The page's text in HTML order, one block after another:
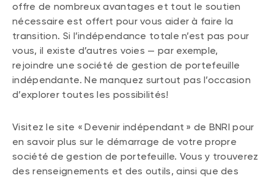
offre de nombreux avantages et tout le soutien
nécessaire est offert pour vous aider à faire la
transition. Si l’indépendance totale n’est pas pour
vous, il existe d’autres voies — par exemple,
rejoindre une société de gestion de portefeuille
indépendante. Ne manquez surtout pas l’occasion
d’explorer toutes les possibilités!
Visitez le site « Devenir indépendant » de BNRI pour
en savoir plus sur le démarrage de votre propre
société de gestion de portefeuille. Vous y trouverez
des renseignements et des outils, ainsi que des